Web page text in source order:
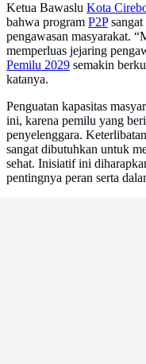
Ketua Bawaslu Kota
bahwa program P2Psangat
pengawasan masyarakat.
memperluas jejaring
Pemilu 2029 semakin
katanya.
Penguatan kapasitas
ini, karena pemilu yang
penyelenggara.
sangat dibutuhkan untuk
sehat. Inisiatif ini
pentingnya peran serta